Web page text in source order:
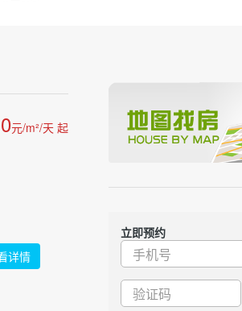
元/m²/天 起
详情
立即预约